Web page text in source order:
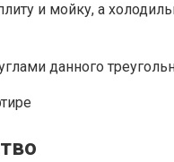
и мойку, а
данного